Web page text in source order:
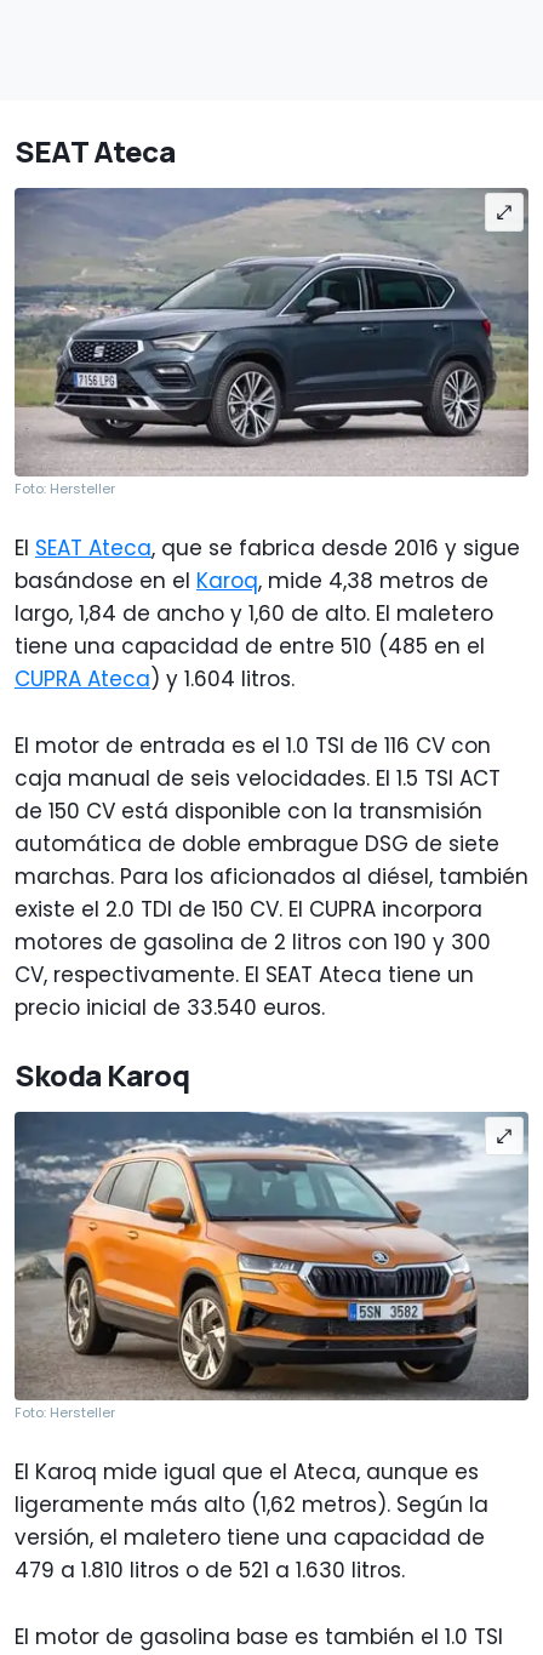
SEAT Ateca
Foto: Hersteller
El SEAT Ateca, que se fabrica desde 2016 y sigue
basándose en el Karoq, mide 4,38 metros de
largo, 1,84 de ancho y 1,60 de alto. El maletero
tiene una capacidad de entre 510 (485 en el
CUPRA Ateca) y 1.604 litros.
El motor de entrada es el 1.0 TSI de 116 CV con
caja manual de seis velocidades. El 1.5 TSI ACT
de 150 CV está disponible con la transmisión
automática de doble embrague DSG de siete
marchas. Para los aficionados al diésel, también
existe el 2.0 TDI de 150 CV. El CUPRA incorpora
motores de gasolina de 2 litros con 190 y 300
CV, respectivamente. El SEAT Ateca tiene un
precio inicial de 33.540 euros.
Skoda Karoq
Foto: Hersteller
El Karoq mide igual que el Ateca, aunque es
ligeramente más alto (1,62 metros). Según la
versión, el maletero tiene una capacidad de
479 a 1.810 litros o de 521 a 1.630 litros.
El motor de gasolina base es también el 1.0 TSI